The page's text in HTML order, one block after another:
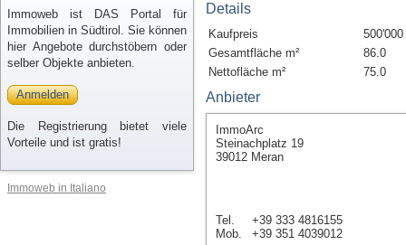
Immoweb ist DAS Portal für
Immobilien in Südtirol. Sie können
hier Angebote durchstöbern oder
selber Objekte anbieten.
Anmelden
Die Registrierung bietet viele
Vorteile und ist gratis!
Immoweb in Italiano
Details
Kaufpreis
500'000
Gesamtfläche m²
86.0
Nettofläche m²
75.0
Anbieter
ImmoArc
Steinachplatz 19
39012 Meran
Tel.
+39 333 4816155
Mob.
+39 351 4039012